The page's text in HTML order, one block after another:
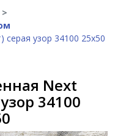
серая узор 34100 25х50
Next
34100